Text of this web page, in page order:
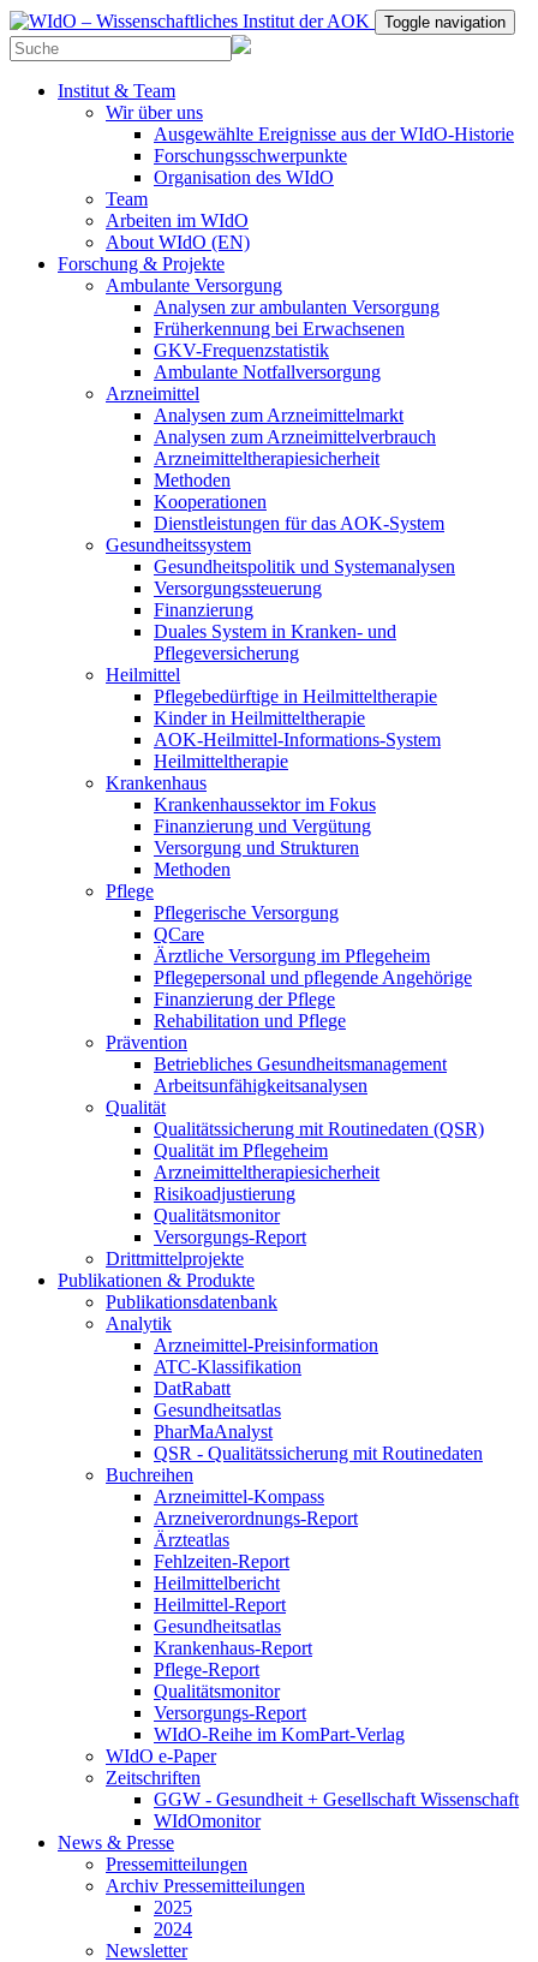
Toggle navigation
Institut & Team
Wir über uns
Ausgewählte Ereignisse aus der WIdO-Historie
Forschungsschwerpunkte
Organisation des WIdO
Team
Arbeiten im WIdO
About WIdO (EN)
Forschung & Projekte
Ambulante Versorgung
Analysen zur ambulanten Versorgung
Früherkennung bei Erwachsenen
GKV-Frequenzstatistik
Ambulante Notfallversorgung
Arzneimittel
Analysen zum Arzneimittelmarkt
Analysen zum Arzneimittelverbrauch
Arzneimitteltherapiesicherheit
Methoden
Kooperationen
Dienstleistungen für das AOK-System
Gesundheitssystem
Gesundheitspolitik und Systemanalysen
Versorgungssteuerung
Finanzierung
Duales System in Kranken- und
Pflegeversicherung
Heilmittel
Pflegebedürftige in Heilmitteltherapie
Kinder in Heilmitteltherapie
AOK-Heilmittel-Informations-System
Heilmitteltherapie
Krankenhaus
Krankenhaussektor im Fokus
Finanzierung und Vergütung
Versorgung und Strukturen
Methoden
Pflege
Pflegerische Versorgung
QCare
Ärztliche Versorgung im Pflegeheim
Pflegepersonal und pflegende Angehörige
Finanzierung der Pflege
Rehabilitation und Pflege
Prävention
Betriebliches Gesundheitsmanagement
Arbeitsunfähigkeitsanalysen
Qualität
Qualitätssicherung mit Routinedaten (QSR)
Qualität im Pflegeheim
Arzneimitteltherapiesicherheit
Risikoadjustierung
Qualitätsmonitor
Versorgungs-Report
Drittmittelprojekte
Publikationen & Produkte
Publikationsdatenbank
Analytik
Arzneimittel-Preisinformation
ATC-Klassifikation
DatRabatt
Gesundheitsatlas
PharMaAnalyst
QSR - Qualitätssicherung mit Routinedaten
Buchreihen
Arzneimittel-Kompass
Arzneiverordnungs-Report
Ärzteatlas
Fehlzeiten-Report
Heilmittelbericht
Heilmittel-Report
Gesundheitsatlas
Krankenhaus-Report
Pflege-Report
Qualitätsmonitor
Versorgungs-Report
WIdO-Reihe im KomPart-Verlag
WIdO e-Paper
Zeitschriften
GGW - Gesundheit + Gesellschaft Wissenschaft
WIdOmonitor
News & Presse
Pressemitteilungen
Archiv Pressemitteilungen
2025
2024
Newsletter